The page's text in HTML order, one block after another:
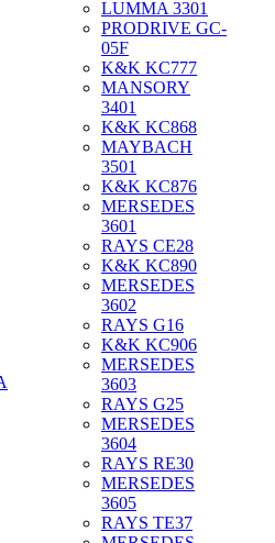
LUMMA 3301
PRODRIVE GC-
05F
K&K KC777
MANSORY
3401
K&K KC868
MAYBACH
3501
K&K KC876
MERSEDES
3601
RAYS CE28
K&K KC890
MERSEDES
3602
RAYS G16
K&K KC906
MERSEDES
3603
RAYS G25
MERSEDES
3604
RAYS RE30
MERSEDES
3605
RAYS TE37